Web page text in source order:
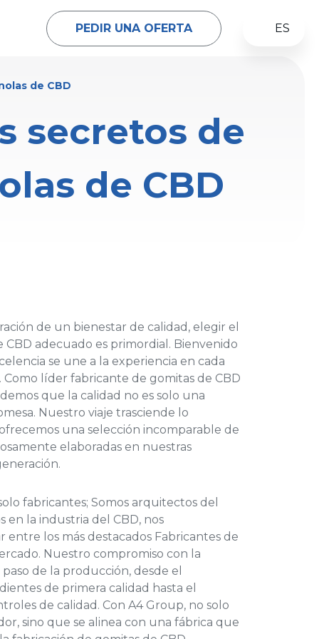
PEDIR UNA OFERTA ES
de CBD
secretos de
de CBD
de un bienestar de calidad, elegir el
CBD adecuado es primordial. Bienvenido
se une a la experiencia en cada
Como líder fabricante de gomitas de CBD
que la calidad no es solo una
Nuestro viaje trasciende lo
una selección incomparable de
elaboradas en nuestras
fabricantes; Somos arquitectos del
en la industria del CBD, nos
entre los más destacados Fabricantes de
Nuestro compromiso con la
de la producción, desde el
de primera calidad hasta el
de calidad. Con A4 Group, no solo
sino que se alinea con una fábrica que